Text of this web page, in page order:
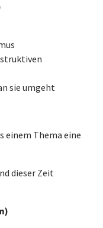
sie umgeht
einem Thema eine
dieser Zeit